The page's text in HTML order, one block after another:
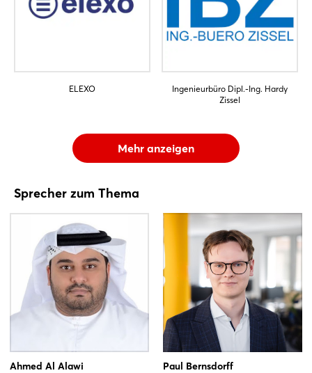
ELEXO
Ingenieurbüro Dipl.-Ing. Hardy
Zissel
Mehr anzeigen
Sprecher zum Thema
Ahmed Al Alawi Paul Bernsdorff